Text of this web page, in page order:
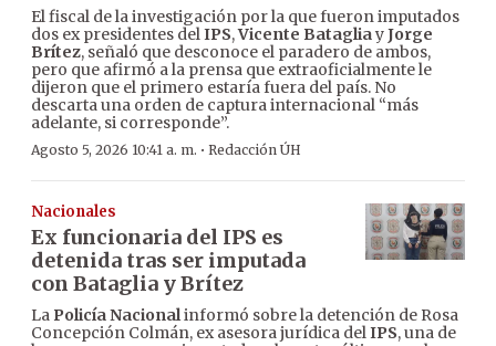
El fiscal de la investigación por la que fueron imputados
dos ex presidentes delIPS,Vicente BatagliayJorge
Brítez, señaló que desconoce el paradero de ambos,
pero que afirmó a la prensa que extraoficialmente le
dijeron que el primero estaría fuera del país. No
descarta una orden de captura internacional “más
adelante, si corresponde”.
Agosto 5, 2026 10:41 a. m. · Redacción ÚH
Nacionales
Ex funcionaria del IPS es
detenida tras ser imputada
con Bataglia y Brítez
La Policía Nacionalinformó sobre la detención de Rosa
Concepción Colmán, ex asesora jurídica delIPS, una de